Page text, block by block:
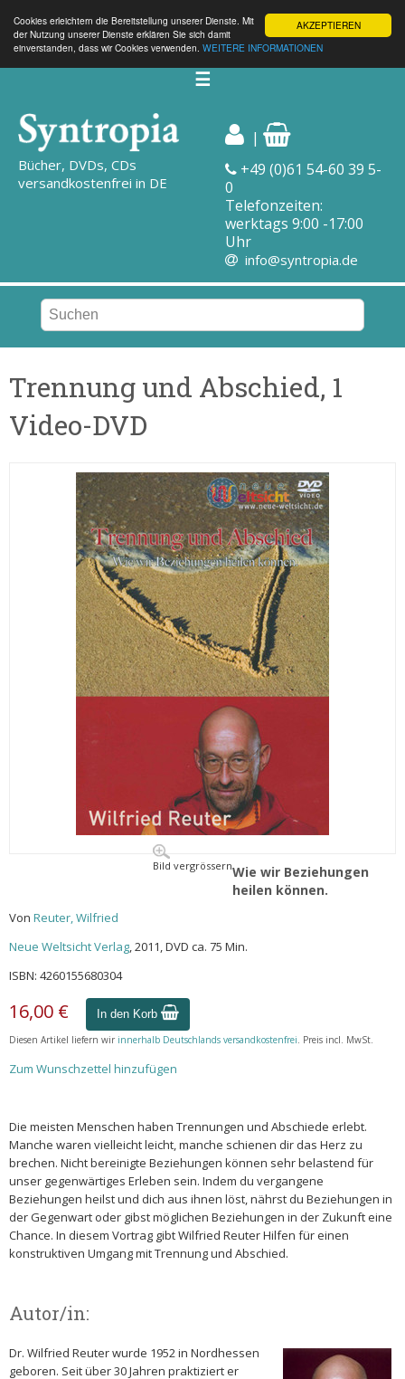
AKZEPTIEREN
Cookies erleichtern die Bereitstellung unserer Dienste. Mit
der Nutzung unserer Dienste erklären Sie sich damit
einverstanden, dass wir Cookies verwenden. WEITERE INFORMATIONEN
☰
Bücher, DVDs, CDs
versandkostenfrei in DE
|
+49 (0)61 54-60 39 5-
0
Telefonzeiten:
werktags 9:00 -17:00
Uhr
info@syntropia.de
Trennung und Abschied, 1
Video-DVD
Bild vergrössernWie wir Beziehungen
heilen können.
Von Reuter, Wilfried
Neue Weltsicht Verlag, 2011, DVD ca. 75 Min.
ISBN: 4260155680304
16,00 € In den Korb
Diesen Artikel liefern wir innerhalb Deutschlands versandkostenfrei. Preis incl. MwSt.
Zum Wunschzettel hinzufügen
Die meisten Menschen haben Trennungen und Abschiede erlebt.
Manche waren vielleicht leicht, manche schienen dir das Herz zu
brechen. Nicht bereinigte Beziehungen können sehr belastend für
unser gegenwärtiges Erleben sein. Indem du vergangene
Beziehungen heilst und dich aus ihnen löst, nährst du Beziehungen in
der Gegenwart oder gibst möglichen Beziehungen in der Zukunft eine
Chance. In diesem Vortrag gibt Wilfried Reuter Hilfen für einen
konstruktiven Umgang mit Trennung und Abschied.
Autor/in:
Dr. Wilfried Reuter wurde 1952 in Nordhessen
geboren. Seit über 30 Jahren praktiziert er